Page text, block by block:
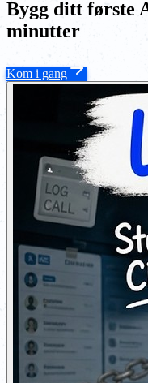
Bygg ditt første
minutter
Kom i gang